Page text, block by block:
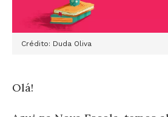
Crédito: Duda Oliva
Olá!